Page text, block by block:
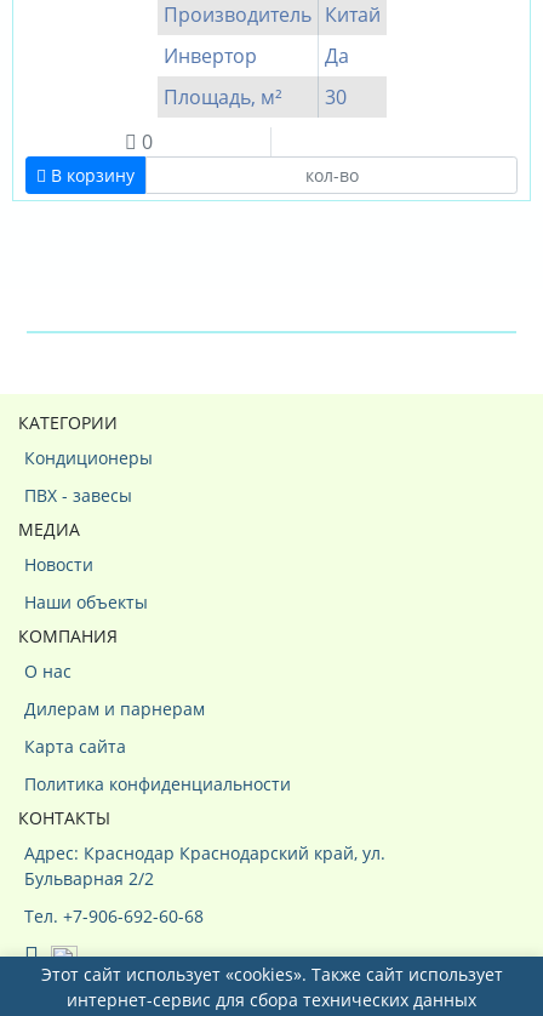
Производитель Китай
Инвертор
Да
Площадь, м²
30
0
В корзину
КАТЕГОРИИ
Кондиционеры
ПВХ - завесы
МЕДИА
Новости
Наши объекты
КОМПАНИЯ
О нас
Дилерам и парнерам
Карта сайта
Политика конфиденциальности
КОНТАКТЫ
Адрес: Краснодар Краснодарский край, ул.
Бульварная 2/2
Тел. +7-906-692-60-68
Этот сайт использует «cookies». Также сайт использует
интернет-сервис для сбора технических данных